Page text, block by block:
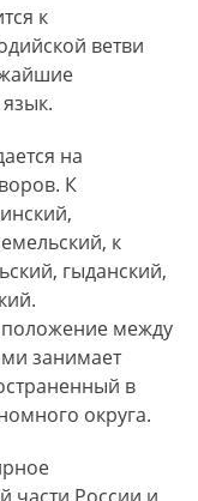
группы
в
северных
области
районе
х годов
на островах
после
в полигон
из них родным
к
ветви
на
К
к
гыданский,
между
занимает
в
округа.